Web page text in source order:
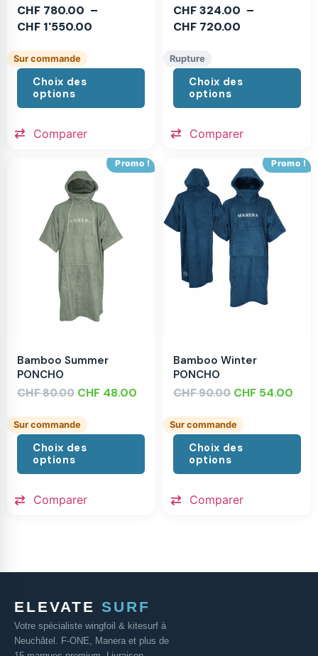
CHF 780.00 –
CHF 1'550.00
Sur commande
Choix des
options
Comparer
CHF324.00 –
CHF 720.00
Rupture
Choix des
options
Comparer
Promo !
Bamboo Summer
PONCHO
CHF80.00 CHF 48.00
Sur commande
Choix des
options
Comparer
Promo !
Bamboo Winter
PONCHO
CHF90.00 CHF 54.00
Sur commande
Choix des
options
Comparer
ELEVATE SURF
Votre spécialiste wingfoil & kitesurf à
Neuchâtel. F-ONE, Manera et plus de